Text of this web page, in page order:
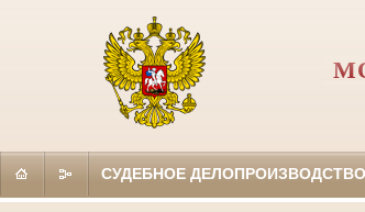
СУДЕБНОЕ ДЕЛОПРОИЗВОДСТВО